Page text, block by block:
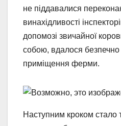
не піддавалися
винахідливості
допомозі звичайної
собою, вдалося безпечно
приміщення ферми.
Наступним кроком стало